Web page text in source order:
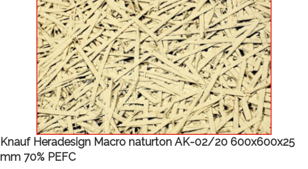
Knauf Heradesign Macro naturton AK-02/20 600x600x25
mm 70% PEFC